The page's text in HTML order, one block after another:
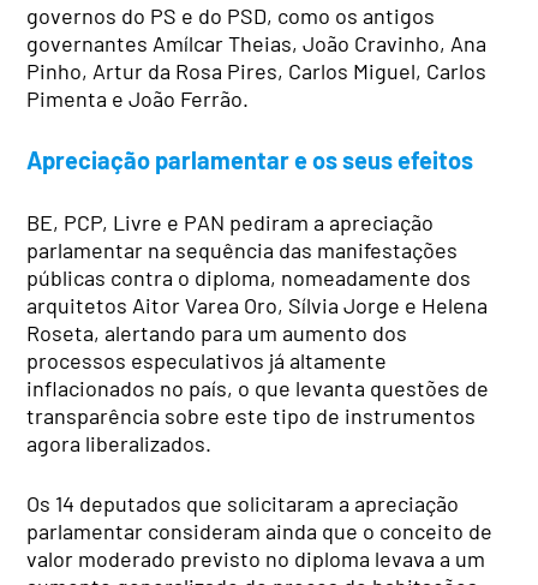
governos do PS e do PSD, como os antigos
governantes Amílcar Theias, João Cravinho, Ana
Pinho, Artur da Rosa Pires, Carlos Miguel, Carlos
Pimenta e João Ferrão.
Apreciação parlamentar e os seus efeitos
BE, PCP, Livre e PAN pediram a apreciação
parlamentar na sequência das manifestações
públicas contra o diploma, nomeadamente dos
arquitetos Aitor Varea Oro, Sílvia Jorge e Helena
Roseta, alertando para um aumento dos
processos especulativos já altamente
inflacionados no país, o que levanta questões de
transparência sobre este tipo de instrumentos
agora liberalizados.
Os 14 deputados que solicitaram a apreciação
parlamentar consideram ainda que o conceito de
valor moderado previsto no diploma levava a um